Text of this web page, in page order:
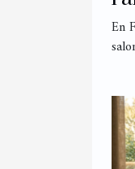
En